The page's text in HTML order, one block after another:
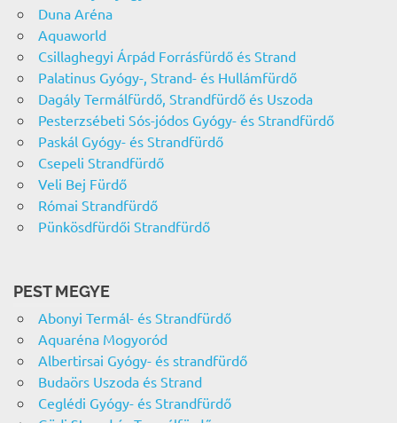
Duna Aréna
Aquaworld
Csillaghegyi Árpád Forrásfürdő és Strand
Palatinus Gyógy-, Strand- és Hullámfürdő
Dagály Termálfürdő, Strandfürdő és Uszoda
Pesterzsébeti Sós-jódos Gyógy- és Strandfürdő
Paskál Gyógy- és Strandfürdő
Csepeli Strandfürdő
Veli Bej Fürdő
Római Strandfürdő
Pünkösdfürdői Strandfürdő
PEST MEGYE
Abonyi Termál- és Strandfürdő
Aquaréna Mogyoród
Albertirsai Gyógy- és strandfürdő
Budaörs Uszoda és Strand
Ceglédi Gyógy- és Strandfürdő